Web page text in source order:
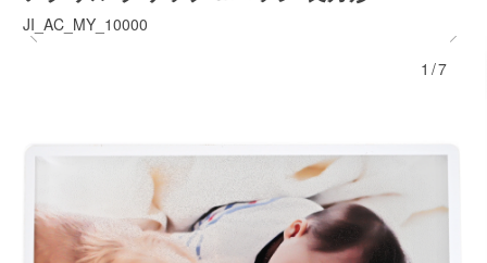
JI_AC_MY_10000
1/7